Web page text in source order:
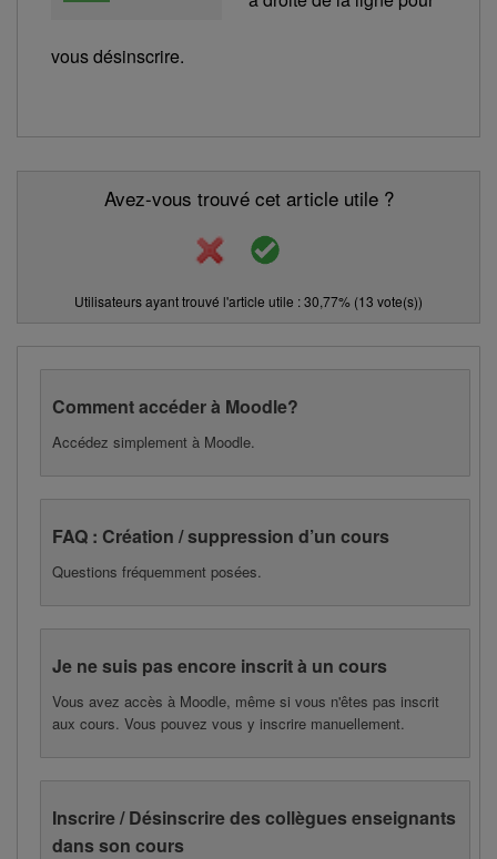
vous désinscrire.
Avez-vous trouvé cet article utile ?
Utilisateurs ayant trouvé l'article utile : 30,77% (13 vote(s))
Comment accéder à Moodle?
Accédez simplement à Moodle.
FAQ : Création / suppression d’un cours
Questions fréquemment posées.
Je ne suis pas encore inscrit à un cours
Vous avez accès à Moodle, même si vous n'êtes pas inscrit
aux cours. Vous pouvez vous y inscrire manuellement.
Inscrire / Désinscrire des collègues enseignants
dans son cours